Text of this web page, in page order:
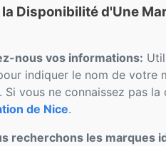
Disponibilité d'Une
nous vos informations:
indiquer le nom de votre
Si vous ne connaissez pas
de Nice.
recherchons les marques